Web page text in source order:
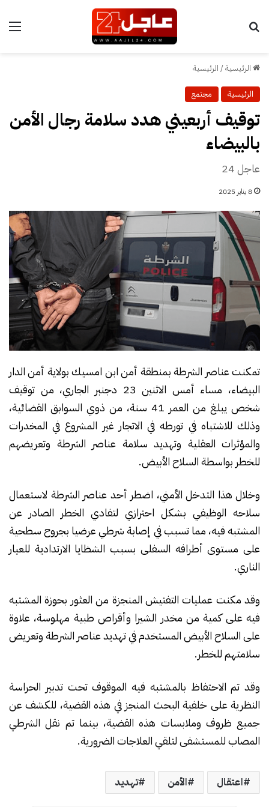
الرئيسية/ الرئيسية
الرئيسية مجتمع
توقيف أربعيني هدد سلامة رجال الأمن
بالبيضاء
عاجل 24
8 يناير 2025
تمكنت عناصر الشرطة بمنطقة أمن ابن امسيك بولاية أمن الدار
البيضاء، مساء أمس الاثنين 23 دجنبر الجاري، من توقيف
شخص يبلغ من العمر 41 سنة، من ذوي السوابق القضائية،
وذلك للاشتباه في تورطه في الاتجار غير المشروع في المخدرات
والمؤثرات العقلية وتهديد سلامة عناصر الشرطة وتعريضهم
للخطر بواسطة السلاح الأبيض.
وخلال هذا التدخل الأمني، اضطر أحد عناصر الشرطة لاستعمال
سلاحه الوظيفي بشكل احترازي لتفادي الخطر الصادر عن
المشتبه فيه، مما تسبب في إصابة شرطي عرضيا بجروح سطحية
على مستوى أطرافه السفلى بسبب الشظايا الارتدادية للعيار
الناري.
وقد مكنت عمليات التفتيش المنجزة من العثور بحوزة المشتبه
فيه على كمية من مخدر الشيرا وأقراص طبية مهلوسة، علاوة
على السلاح الأبيض المستخدم في تهديد عناصر الشرطة وتعريض
سلامتهم للخطر.
وقد تم الاحتفاظ بالمشتبه فيه الموقوف تحت تدبير الحراسة
النظرية على خلفية البحث المنجز في هذه القضية، للكشف عن
جميع ظروف وملابسات هذه القضية، بينما تم نقل الشرطي
المصاب للمستشفى لتلقي العلاجات الضرورية.
اعتقال الأمن تهديد